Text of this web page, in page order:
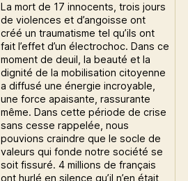
La mort de 17 innocents, trois jours
de violences et d’angoisse ont
créé un traumatisme tel qu’ils ont
fait l’effet d’un électrochoc. Dans ce
moment de deuil, la beauté et la
dignité de la mobilisation citoyenne
a diffusé une énergie incroyable,
une force apaisante, rassurante
même. Dans cette période de crise
sans cesse rappelée, nous
pouvions craindre que le socle de
valeurs qui fonde notre société se
soit fissuré. 4 millions de français
ont hurlé en silence qu’il n’en était